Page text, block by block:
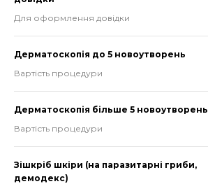
Для оформлення довідки
Дерматоскопія до 5 новоутворень
Вартість процедури
Дерматоскопія більше 5 новоутворень
Вартість процедури
Зішкріб шкіри (на паразитарні гриби,
демодекс)